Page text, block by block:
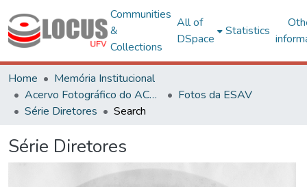
Communities
&
Collections
All of
DSpace
Statistics
Home
Memória Institucional
Acervo Fotográfico do ACH-UFV
Fotos da ESAV
Série Diretores
Search
Série Diretores